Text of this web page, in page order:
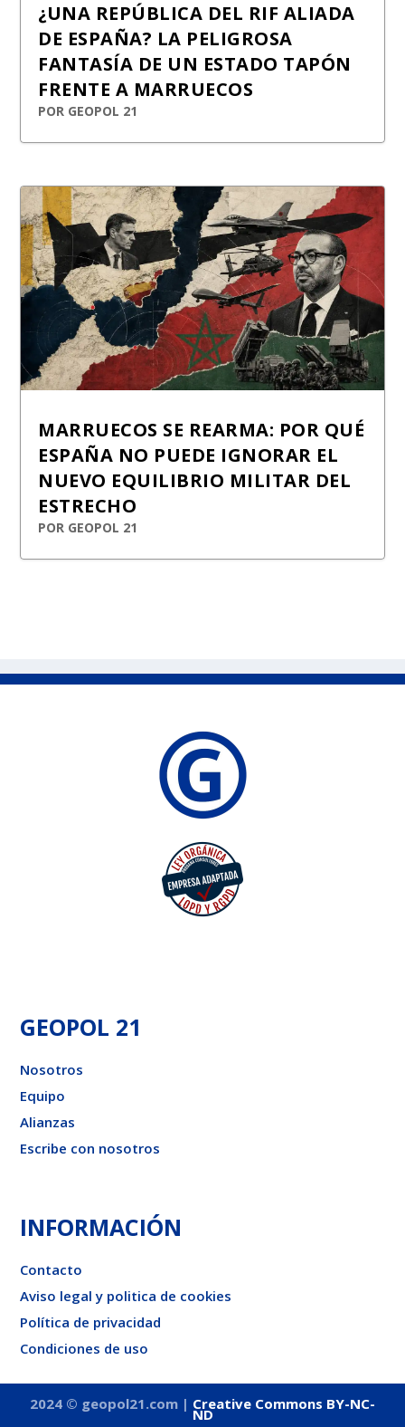
¿UNA REPÚBLICA DEL RIF ALIADA
DE ESPAÑA? LA PELIGROSA
FANTASÍA DE UN ESTADO TAPÓN
FRENTE A MARRUECOS
POR GEOPOL 21
MARRUECOS SE REARMA: POR QUÉ
ESPAÑA NO PUEDE IGNORAR EL
NUEVO EQUILIBRIO MILITAR DEL
ESTRECHO
POR GEOPOL 21
GEOPOL 21
Nosotros
Equipo
Alianzas
Escribe con nosotros
INFORMACIÓN
Contacto
Aviso legal y politica de cookies
Política de privacidad
Condiciones de uso
2024 © geopol21.com | Creative Commons BY-NC-
ND